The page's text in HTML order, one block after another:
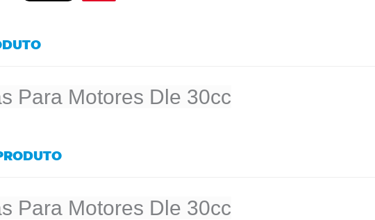
Para Motores Dle 30cc
Para Motores Dle 30cc